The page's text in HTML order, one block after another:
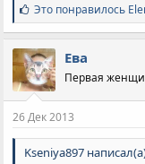
С
и
м
п
а
т
и
:
Это понравилось
Ева
Первая
26 Дек 2013
Kseniya897